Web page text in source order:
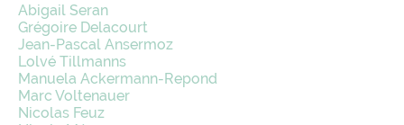
Abigail Seran
Grégoire Delacourt
Jean-Pascal Ansermoz
Lolvé Tillmanns
Manuela Ackermann-Repond
Marc Voltenauer
Nicolas Feuz